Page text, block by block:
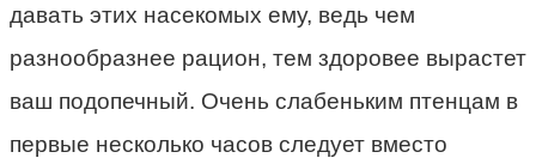
давать этих насекомых ему, ведь чем
разнообразнее рацион, тем здоровее вырастет
ваш подопечный. Очень слабеньким птенцам в
первые несколько часов следует вместо